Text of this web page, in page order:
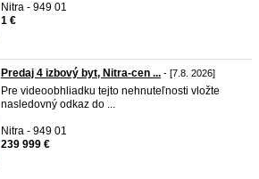
Nitra - 949 01
1 €
Predaj 4 izbový byt, Nitra-cen ... - [7.8. 2026]
Pre videoobhliadku tejto nehnuteľnosti vložte
nasledovný odkaz do ...
Nitra - 949 01
239 999 €